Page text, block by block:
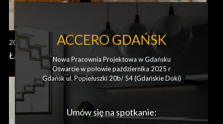
20 września, 2025
Łazienka 3
ACCERO GDAŃSK
Nowa Pracownia Projektowa w Gdańsku
Otwarcie w połowie października 2025 r
Gdańsk ul. Popiełuszki 20b/ 54 (Gdańskie Doki)
Umów się na spotkanie: